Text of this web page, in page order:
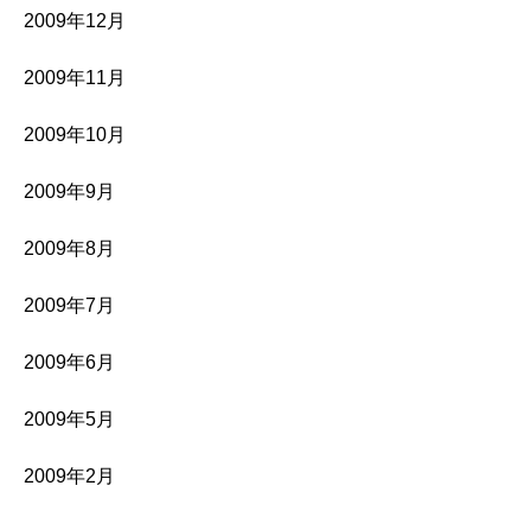
2009年12月
2009年11月
2009年10月
2009年9月
2009年8月
2009年7月
2009年6月
2009年5月
2009年2月